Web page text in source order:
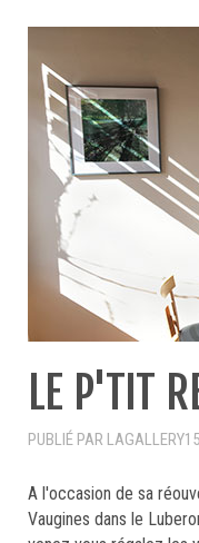
LE P'TIT
PUBLIÉ PAR
A l'occasion de sa
Vaugines dans le